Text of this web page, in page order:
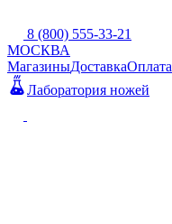
8 (800) 555-33-21
МОСКВА
МагазиныДоставкаОплата
Лаборатория ножей